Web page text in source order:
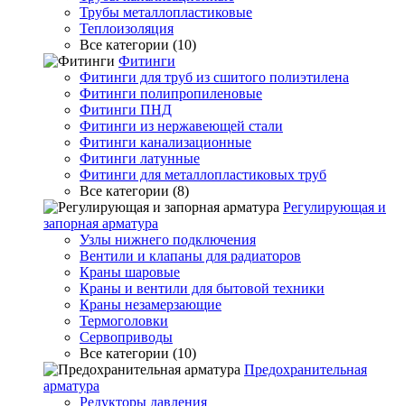
Трубы металлопластиковые
Теплоизоляция
Все категории (10)
Фитинги
Фитинги для труб из сшитого полиэтилена
Фитинги полипропиленовые
Фитинги ПНД
Фитинги из нержавеющей стали
Фитинги канализационные
Фитинги латунные
Фитинги для металлопластиковых труб
Все категории (8)
Регулирующая и
запорная арматура
Узлы нижнего подключения
Вентили и клапаны для радиаторов
Краны шаровые
Краны и вентили для бытовой техники
Краны незамерзающие
Термоголовки
Сервоприводы
Все категории (10)
Предохранительная
арматура
Редукторы давления